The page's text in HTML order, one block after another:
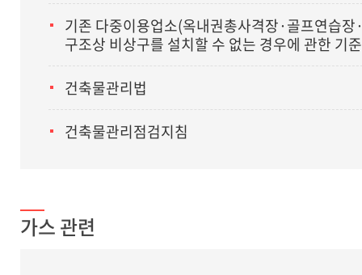
기존 다중이용업소(옥내권총사격장·골프연습
구조상 비상구를 설치할 수 없는 경우에 관한 기준
건축물관리법
건축물관리점검지침
가스 관련